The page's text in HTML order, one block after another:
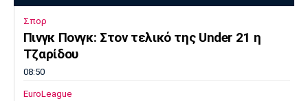
Σπορ
Πινγκ Πονγκ: Στον τελικό της Under 21 η
Τζαρίδου
08:50
EuroLeague